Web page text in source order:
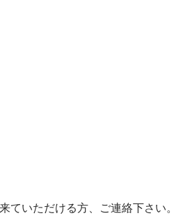
ていただける方、ご連絡下さい。